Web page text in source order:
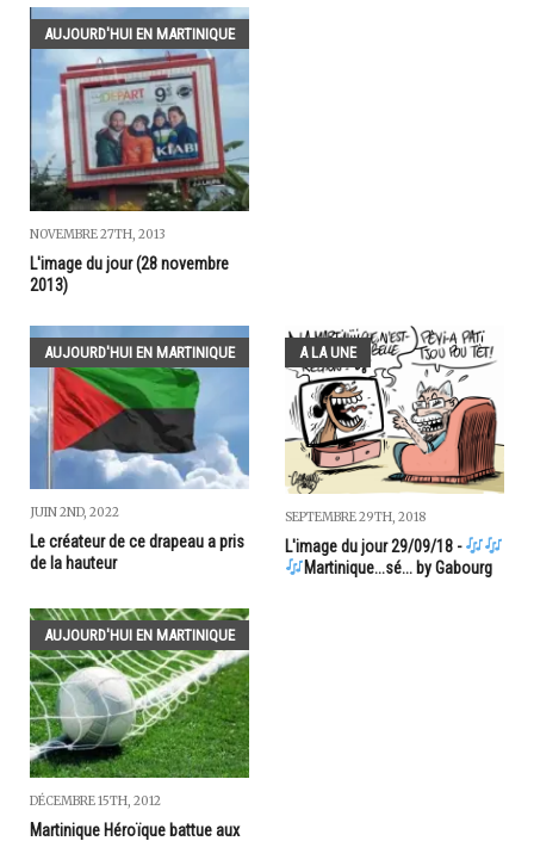
AUJOURD'HUI EN MARTINIQUE
NOVEMBRE 27TH, 2013
L'image du jour (28 novembre
2013)
AUJOURD'HUI EN MARTINIQUE
JUIN 2ND, 2022
Le créateur de ce drapeau a pris
de la hauteur
A LA UNE
SEPTEMBRE 29TH, 2018
L'image du jour 29/09/18 -
Martinique...sé... by Gabourg
AUJOURD'HUI EN MARTINIQUE
DÉCEMBRE 15TH, 2012
Martinique Héroïque battue aux